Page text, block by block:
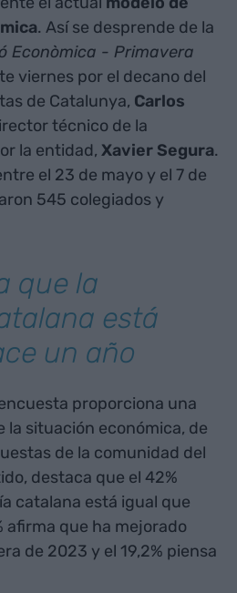
. Así se desprende de la
Econòmica - Primavera
viernes por el decano del
de Catalunya, Carlos
técnico de la
la entidad, Xavier Segura.
el 23 de mayo y el 7 de
545 colegiados y
que la
está
un año
proporciona una
la situación económica, de
de la comunidad del
destaca que el 42%
catalana está igual que
afirma que ha mejorado
de 2023 y el 19,2% piensa